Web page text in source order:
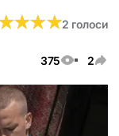
375 2
★★★
★★★2 голоси